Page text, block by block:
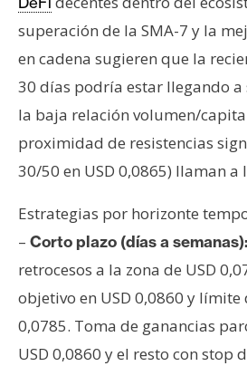
superación de la SMA-7 y la
en cadena sugieren que la
30 días podría estar llegando a
la baja relación volumen/
proximidad de resistencias
30/50 en USD 0,0865) llaman a
Estrategias por horizonte
– Corto plazo (días a semanas):
retrocesos a la zona de USD
objetivo en USD 0,0860 y límite
0,0785. Toma de ganancias
USD 0,0860 y el resto con stop